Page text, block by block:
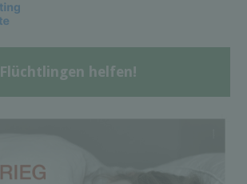
Flüchtlingen helfen!